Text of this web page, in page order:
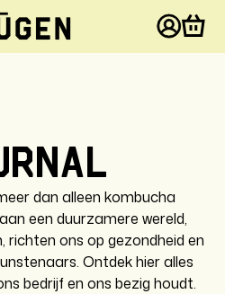
dan alleen kombucha
een duurzamere wereld,
richten ons op gezondheid en
Ontdek hier alles
bedrijf en ons bezig houdt.